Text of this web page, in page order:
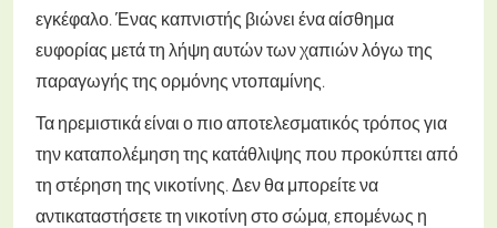
εγκέφαλο. Ένας καπνιστής βιώνει ένα αίσθημα
ευφορίας μετά τη λήψη αυτών των χαπιών λόγω της
παραγωγής της ορμόνης ντοπαμίνης.
Τα ηρεμιστικά είναι ο πιο αποτελεσματικός τρόπος για
την καταπολέμηση της κατάθλιψης που προκύπτει από
τη στέρηση της νικοτίνης. Δεν θα μπορείτε να
αντικαταστήσετε τη νικοτίνη στο σώμα, επομένως η